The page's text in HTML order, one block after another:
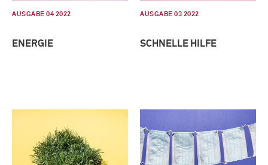
AUSGABE 04 2022
ENERGIE
AUSGABE 03 2022
SCHNELLE HILFE